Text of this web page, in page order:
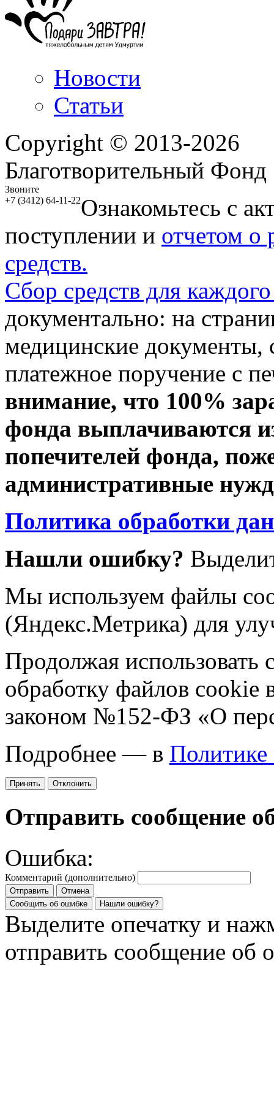
Новости
Статьи
Copyright © 2013-2026
Благотворительный
Звоните
+7 (3412) 64-11-22Ознакомьтесь с
поступлении и отчетом о
средств.
Сбор средств для
документально: на
медицинские документы,
платежное поручение с
внимание, что 100%
фонда выплачиваются
попечителей фонда,
административные
Политика обработки
Нашли ошибку?
Мы используем файлы
(Яндекс.Метрика) для
Продолжая использовать
обработку файлов cookie
законом №152-ФЗ «О
Подробнее — в Политике
Принять Отклонить
Отправить сообщение
Ошибка:
Комментарий (дополнительно)
Отправить
Отмена
Сообщить об ошибке
Нашли ошибку?
Выделите опечатку и
отправить сообщение об